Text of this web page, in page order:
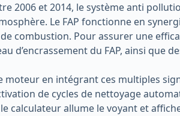
et 2014, le système anti
Le FAP fonctionne en
combustion. Pour assurer une
du FAP, ainsi que
en intégrant ces multiples
de cycles de nettoyage
allume le voyant et